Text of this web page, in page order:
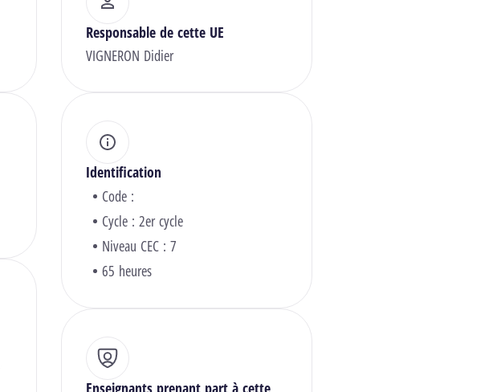
Responsable de cette UE
VIGNERON Didier
Identification
Code :
Cycle : 2er cycle
Niveau CEC : 7
65 heures
Enseignants prenant part à cette